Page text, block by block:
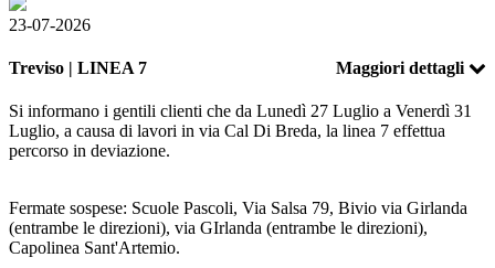
23-07-2026
Treviso | LINEA 7 Maggiori dettagli
Si informano i gentili clienti che da Lunedì 27 Luglio a Venerdì 31
Luglio, a causa di lavori in via Cal Di Breda, la linea 7 effettua
percorso in deviazione.
Fermate sospese: Scuole Pascoli, Via Salsa 79, Bivio via Girlanda
(entrambe le direzioni), via GIrlanda (entrambe le direzioni),
Capolinea Sant'Artemio.